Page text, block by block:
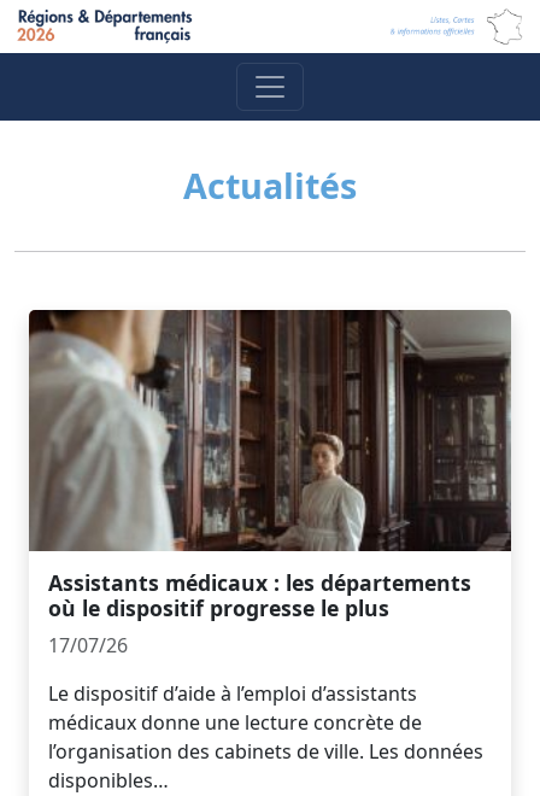
Actualités
Assistants médicaux : les départements
où le dispositif progresse le plus
17/07/26
Le dispositif d’aide à l’emploi d’assistants
médicaux donne une lecture concrète de
l’organisation des cabinets de ville. Les données
disponibles…